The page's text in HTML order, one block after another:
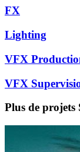
FX
Lighting
VFX
VFX
Plus de projets